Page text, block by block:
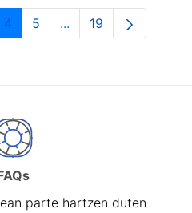
Orrialdea
4 Orrialdea
5 ...Intermediate Pages
Orrialdea
19
parte hartzen duten